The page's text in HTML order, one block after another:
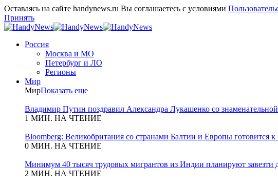
Оставаясь на сайте handynews.ru Вы соглашаетесь с условиями
Принять
Россия
Москва и МО
Петербург и ЛО
Регионы
Мир
МирПоказать еще
Владимир Путин поздравил Александра Лукашенко со
1 МИН. НА ЧТЕНИЕ
Bloomberg: Великобритания со странами Балтии и Европы готовится к
0 МИН. НА ЧТЕНИЕ
Минимум 40 тысяч трудовых мигрантов из Индии планируют завезти
2 МИН. НА ЧТЕНИЕ